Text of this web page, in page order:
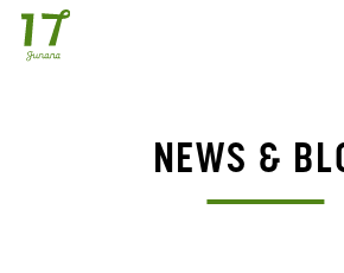
NEWS &